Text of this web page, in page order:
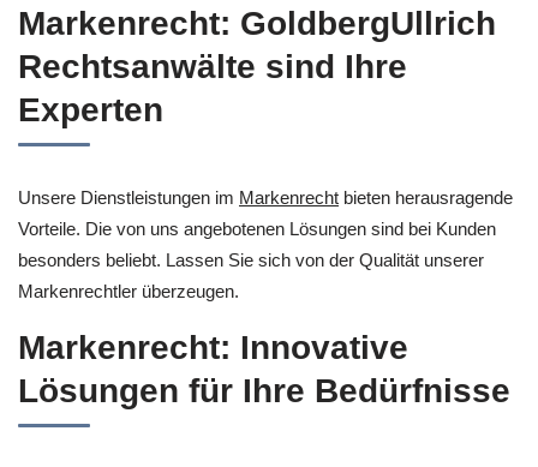
Markenrecht: GoldbergUllrich
Rechtsanwälte sind Ihre
Experten
Unsere Dienstleistungen im Markenrecht bieten herausragende
Vorteile. Die von uns angebotenen Lösungen sind bei Kunden
besonders beliebt. Lassen Sie sich von der Qualität unserer
Markenrechtler überzeugen.
Markenrecht: Innovative
Lösungen für Ihre Bedürfnisse